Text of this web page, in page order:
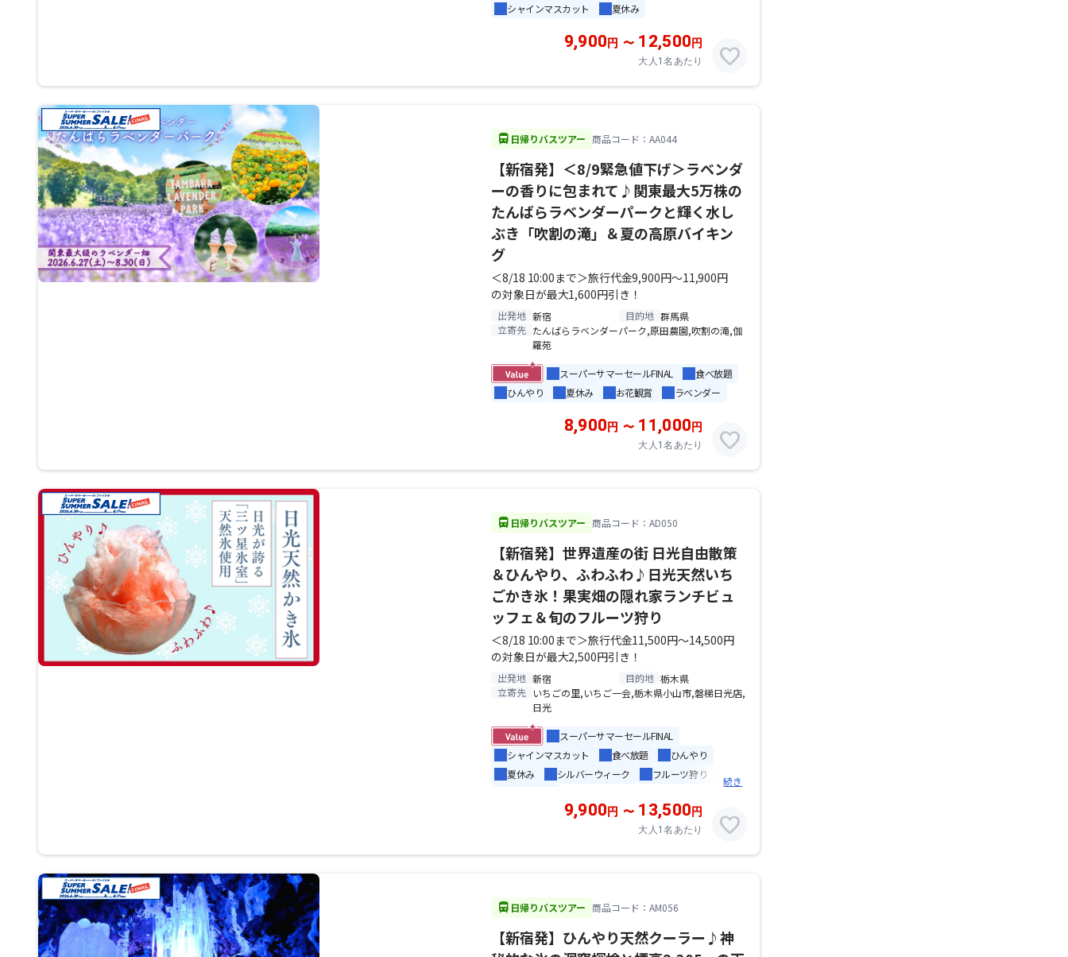
シャインマスカット
夏休み
9,900円 〜 12,500円
大人1名あたり favorite
directions_bus 日帰りバスツアー 商品コード：AA044
【新宿発】＜8/9緊急値下げ＞ラベンダ
ーの香りに包まれて♪関東最大5万株の
たんばらラベンダーパークと輝く水し
ぶき「吹割の滝」＆夏の高原バイキン
グ
＜8/18 10:00まで＞旅行代金9,900円～11,900円
の対象日が最大1,600円引き！
出発地 新宿 目的地 群馬県
立寄先 たんばらラベンダーパーク,原田農園,吹割の滝,伽
羅苑
スーパーサマーセールFINAL
食べ放題
ひんやり
夏休み お花観賞 ラベンダー
8,900円 〜 11,000円
大人1名あたり favorite
directions_bus 日帰りバスツアー 商品コード：AD050
【新宿発】世界遺産の街 日光自由散策
＆ひんやり、ふわふわ♪日光天然いち
ごかき氷！果実畑の隠れ家ランチビュ
ッフェ＆旬のフルーツ狩り
＜8/18 10:00まで＞旅行代金11,500円～14,500円
の対象日が最大2,500円引き！
出発地 新宿 目的地 栃木県
立寄先 いちごの里,いちご一会,栃木県小山市,磐梯日光店,
日光
スーパーサマーセールFINAL
シャインマスカット
食べ放題
ひんやり
夏休み
シルバーウィーク
フルーツ狩り
続き
9,900円 〜 13,500円
大人1名あたり favorite
directions_bus 日帰りバスツアー 商品コード：AM056
【新宿発】ひんやり天然クーラー♪神